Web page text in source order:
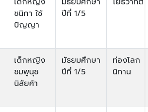
ชนิกา ใช้
ปัญญา
ปีที่ 1/5
เด็กหญิง
ชมพูนุช
นิสัยค้า
มัธยมศึกษา
ปีที่ 1/5
ท่องโลก
นิทาน